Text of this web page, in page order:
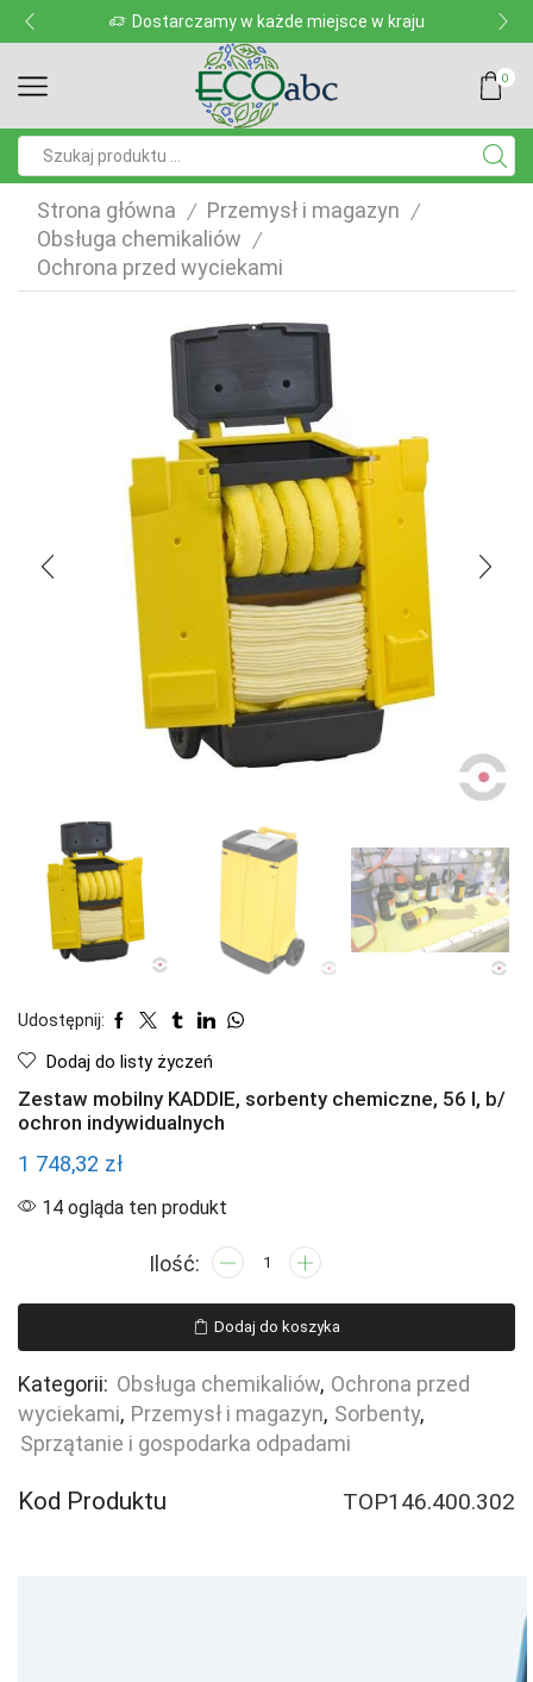
Dostarczamy w każde miejsce w kraju
0
Strona główna / Przemysł i magazyn /
Obsługa chemikaliów /
Ochrona przed wyciekami
Udostępnij:
Dodaj do listy życzeń
Zestaw mobilny KADDIE, sorbenty chemiczne, 56 l, b/
ochron indywidualnych
1 748,32 zł
14 ogląda ten produkt
ilość
mobilny
KADDIE,
sorbenty
chemiczne,
56
Dodaj do koszyka
Kategorii: Obsługa chemikaliów, Ochrona przed
wyciekami, Przemysł i magazyn, Sorbenty,
Sprzątanie i gospodarka odpadami
Kod Produktu TOP146.400.302